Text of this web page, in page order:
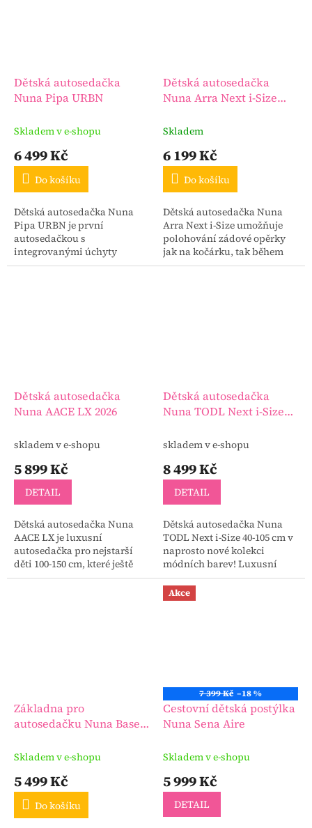
Dětská autosedačka
Nuna Pipa URBN
Skladem v e-shopu
6 499 Kč
Do košíku
Dětská autosedačka Nuna
Pipa URBN je první
autosedačkou s
integrovanými úchyty
ISOFIX. I přes to patří mezi
Dětská autosedačka
Nuna Arra Next i-Size
Skladem
6 199 Kč
Do košíku
Dětská autosedačka Nuna
Arra Next i-Size umožňuje
polohování zádové opěrky
jak na kočárku, tak během
cestování ve vozidle.
Dětská autosedačka
Nuna AACE LX 2026
skladem v e-shopu
5 899 Kč
DETAIL
Dětská autosedačka Nuna
AACE LX je luxusní
autosedačka pro nejstarší
děti 100-150 cm, které ještě
musí cestovat v autosedačce.
Dětská autosedačka
Nuna TODL Next i-Size
skladem v e-shopu
8 499 Kč
DETAIL
Dětská autosedačka Nuna
TODL Next i-Size 40-105 cm v
naprosto nové kolekci
módních barev! Luxusní
autosedačka kompatibilní se
základnami Nuna Base™
Next nebo Nuna BASE™ ctí...
Základna pro
autosedačku Nuna Base
Skladem v e-shopu
5 499 Kč
Do košíku
Akce
7 399 Kč –18 %
Cestovní dětská postýlka
Nuna Sena Aire
Skladem v e-shopu
5 999 Kč
DETAIL